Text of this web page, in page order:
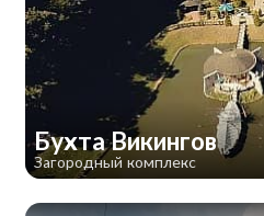
Бухта Викингов
Загородный комплекс